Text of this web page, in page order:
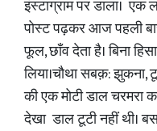
इंस्टाग्राम पर डाला।
पोस्ट पढ़कर आज पहली
फूल, छाँव देता है। बिना
लिया।चौथा सबक़:
की एक मोटी डाल
देखा डाल टूटी नहीं थी।